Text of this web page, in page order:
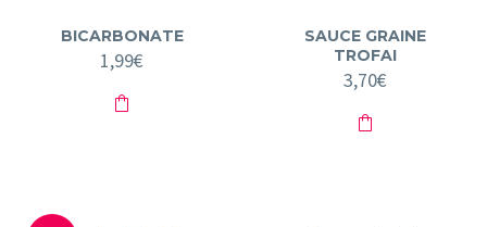
BICARBONATE
1,99€
SAUCE GRAINE
TROFAI
3,70€